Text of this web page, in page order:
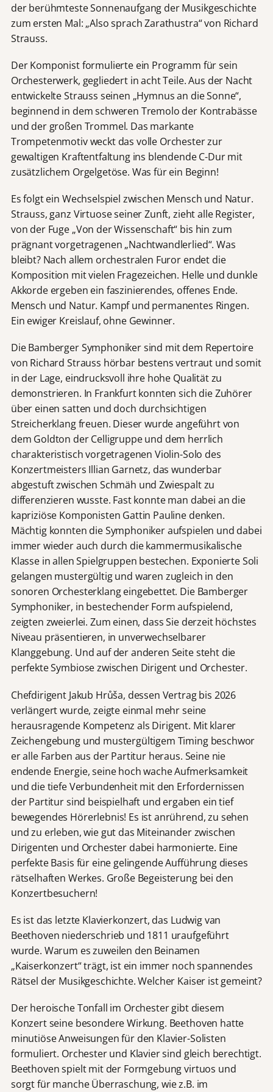
der berühmteste Sonnenaufgang der Musikgeschichte
zum ersten Mal: „Also sprach Zarathustra“ von Richard
Strauss.
Der Komponist formulierte ein Programm für sein
Orchesterwerk, gegliedert in acht Teile. Aus der Nacht
entwickelte Strauss seinen „Hymnus an die Sonne“,
beginnend in dem schweren Tremolo der Kontrabässe
und der großen Trommel. Das markante
Trompetenmotiv weckt das volle Orchester zur
gewaltigen Kraftentfaltung ins blendende C-Dur mit
zusätzlichem Orgelgetöse. Was für ein Beginn!
Es folgt ein Wechselspiel zwischen Mensch und Natur.
Strauss, ganz Virtuose seiner Zunft, zieht alle Register,
von der Fuge „Von der Wissenschaft“ bis hin zum
prägnant vorgetragenen „Nachtwandlerlied“. Was
bleibt? Nach allem orchestralen Furor endet die
Komposition mit vielen Fragezeichen. Helle und dunkle
Akkorde ergeben ein faszinierendes, offenes Ende.
Mensch und Natur. Kampf und permanentes Ringen.
Ein ewiger Kreislauf, ohne Gewinner.
Die Bamberger Symphoniker sind mit dem Repertoire
von Richard Strauss hörbar bestens vertraut und somit
in der Lage, eindrucksvoll ihre hohe Qualität zu
demonstrieren. In Frankfurt konnten sich die Zuhörer
über einen satten und doch durchsichtigen
Streicherklang freuen. Dieser wurde angeführt von
dem Goldton der Celligruppe und dem herrlich
charakteristisch vorgetragenen Violin-Solo des
Konzertmeisters Illian Garnetz, das wunderbar
abgestuft zwischen Schmäh und Zwiespalt zu
differenzieren wusste. Fast konnte man dabei an die
kapriziöse Komponisten Gattin Pauline denken.
Mächtig konnten die Symphoniker aufspielen und dabei
immer wieder auch durch die kammermusikalische
Klasse in allen Spielgruppen bestechen. Exponierte Soli
gelangen mustergültig und waren zugleich in den
sonoren Orchesterklang eingebettet. Die Bamberger
Symphoniker, in bestechender Form aufspielend,
zeigten zweierlei. Zum einen, dass Sie derzeit höchstes
Niveau präsentieren, in unverwechselbarer
Klanggebung. Und auf der anderen Seite steht die
perfekte Symbiose zwischen Dirigent und Orchester.
Chefdirigent Jakub Hrůša, dessen Vertrag bis 2026
verlängert wurde, zeigte einmal mehr seine
herausragende Kompetenz als Dirigent. Mit klarer
Zeichengebung und mustergültigem Timing beschwor
er alle Farben aus der Partitur heraus. Seine nie
endende Energie, seine hoch wache Aufmerksamkeit
und die tiefe Verbundenheit mit den Erfordernissen
der Partitur sind beispielhaft und ergaben ein tief
bewegendes Hörerlebnis! Es ist anrührend, zu sehen
und zu erleben, wie gut das Miteinander zwischen
Dirigenten und Orchester dabei harmonierte. Eine
perfekte Basis für eine gelingende Aufführung dieses
rätselhaften Werkes. Große Begeisterung bei den
Konzertbesuchern!
Es ist das letzte Klavierkonzert, das Ludwig van
Beethoven niederschrieb und 1811 uraufgeführt
wurde. Warum es zuweilen den Beinamen
„Kaiserkonzert“ trägt, ist ein immer noch spannendes
Rätsel der Musikgeschichte. Welcher Kaiser ist gemeint?
Der heroische Tonfall im Orchester gibt diesem
Konzert seine besondere Wirkung. Beethoven hatte
minutiöse Anweisungen für den Klavier-Solisten
formuliert. Orchester und Klavier sind gleich berechtigt.
Beethoven spielt mit der Formgebung virtuos und
sorgt für manche Überraschung, wie z.B. im